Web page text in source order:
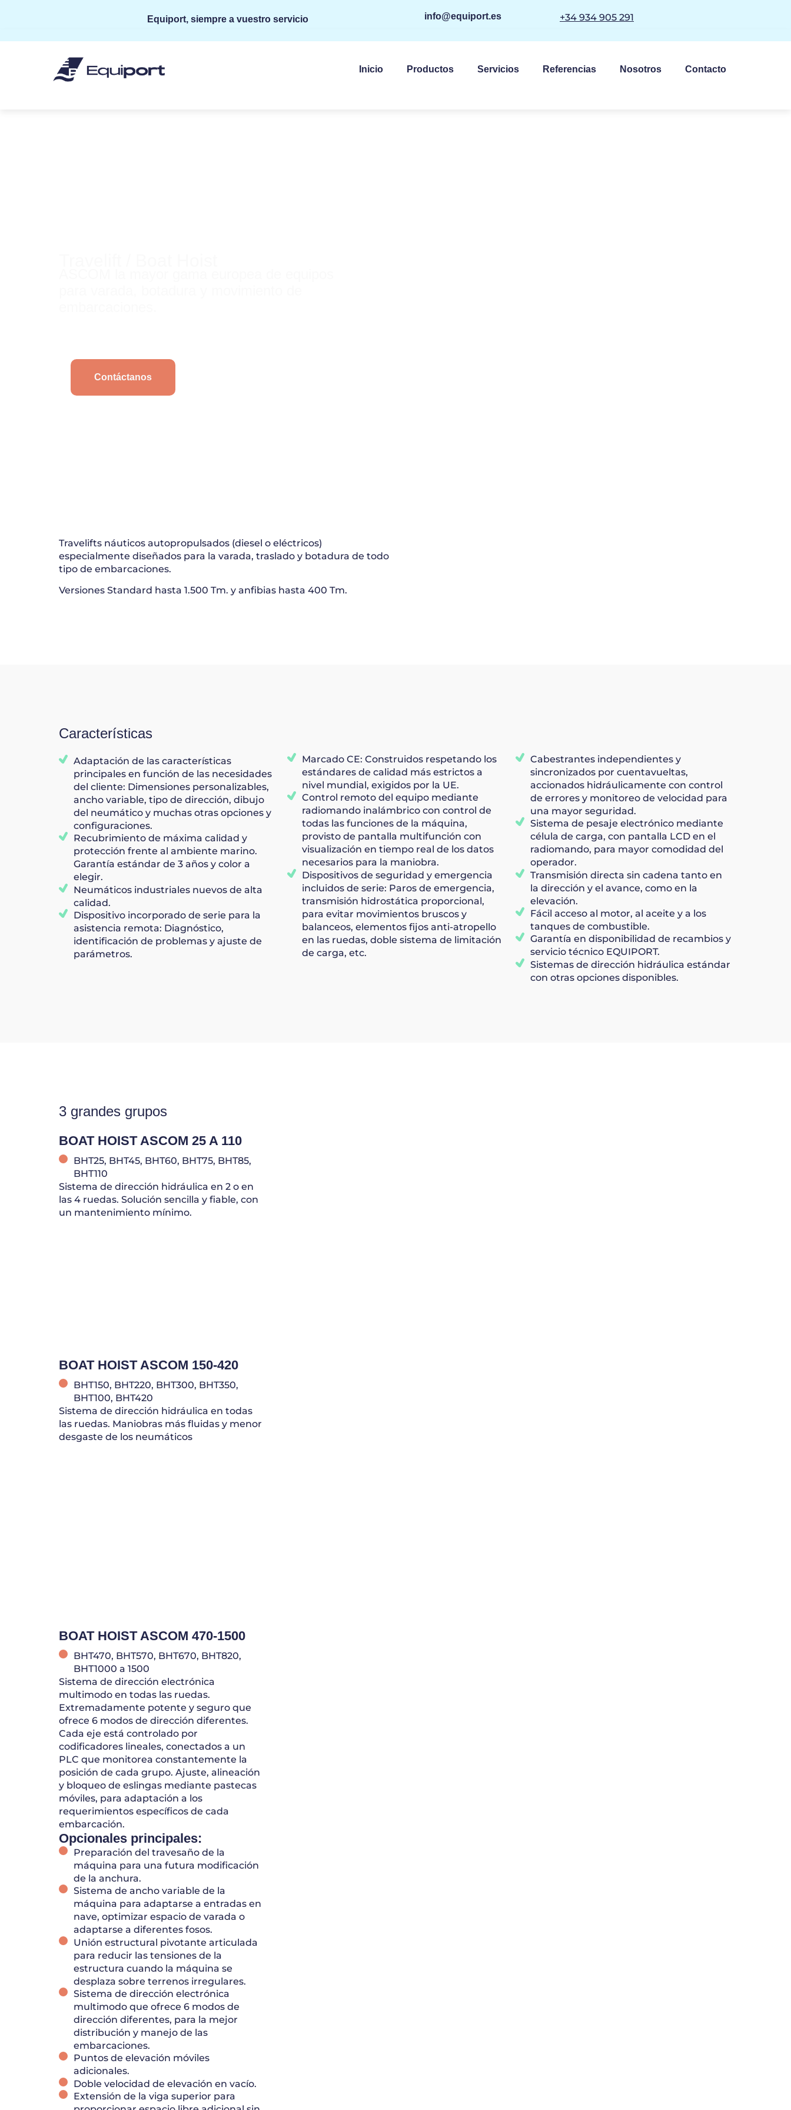
Equiport, siempre a vuestro servicio info@equiport.es +34 934 905 291
Inicio Productos Servicios Referencias Nosotros Contacto
Contáctanos
Travelifts náuticos autopropulsados (diesel o eléctricos)
especialmente diseñados para la varada, traslado y botadura de todo
tipo de embarcaciones.
Versiones Standard hasta 1.500 Tm. y anfibias hasta 400 Tm.
Características
Adaptación de las características
principales en función de las necesidades
del cliente: Dimensiones personalizables,
ancho variable, tipo de dirección, dibujo
del neumático y muchas otras opciones y
configuraciones.
Recubrimiento de máxima calidad y
protección frente al ambiente marino.
Garantía estándar de 3 años y color a
elegir.
Neumáticos industriales nuevos de alta
calidad.
Dispositivo incorporado de serie para la
asistencia remota: Diagnóstico,
identificación de problemas y ajuste de
parámetros.
Marcado CE: Construidos respetando los
estándares de calidad más estrictos a
nivel mundial, exigidos por la UE.
Control remoto del equipo mediante
radiomando inalámbrico con control de
todas las funciones de la máquina,
provisto de pantalla multifunción con
visualización en tiempo real de los datos
necesarios para la maniobra.
Dispositivos de seguridad y emergencia
incluidos de serie: Paros de emergencia,
transmisión hidrostática proporcional,
para evitar movimientos bruscos y
balanceos, elementos fijos anti-atropello
en las ruedas, doble sistema de limitación
de carga, etc.
Cabestrantes independientes y
sincronizados por cuentavueltas,
accionados hidráulicamente con control
de errores y monitoreo de velocidad para
una mayor seguridad.
Sistema de pesaje electrónico mediante
célula de carga, con pantalla LCD en el
radiomando, para mayor comodidad del
operador.
Transmisión directa sin cadena tanto en
la dirección y el avance, como en la
elevación.
Fácil acceso al motor, al aceite y a los
tanques de combustible.
Garantía en disponibilidad de recambios y
servicio técnico EQUIPORT.
Sistemas de dirección hidráulica estándar
con otras opciones disponibles.
3 grandes grupos
BOAT HOIST ASCOM 25 A 110
BHT25, BHT45, BHT60, BHT75, BHT85,
BHT110
Sistema de dirección hidráulica en 2 o en
las 4 ruedas. Solución sencilla y fiable, con
un mantenimiento mínimo.
BOAT HOIST ASCOM 150-420
BHT150, BHT220, BHT300, BHT350,
BHT100, BHT420
Sistema de dirección hidráulica en todas
las ruedas. Maniobras más fluidas y menor
desgaste de los neumáticos
BOAT HOIST ASCOM 470-1500
BHT470, BHT570, BHT670, BHT820,
BHT1000 a 1500
Sistema de dirección electrónica
multimodo en todas las ruedas.
Extremadamente potente y seguro que
ofrece 6 modos de dirección diferentes.
Cada eje está controlado por
codificadores lineales, conectados a un
PLC que monitorea constantemente la
posición de cada grupo. Ajuste, alineación
y bloqueo de eslingas mediante pastecas
móviles, para adaptación a los
requerimientos específicos de cada
embarcación.
Opcionales principales:
Preparación del travesaño de la
máquina para una futura modificación
de la anchura.
Sistema de ancho variable de la
máquina para adaptarse a entradas en
nave, optimizar espacio de varada o
adaptarse a diferentes fosos.
Unión estructural pivotante articulada
para reducir las tensiones de la
estructura cuando la máquina se
desplaza sobre terrenos irregulares.
Sistema de dirección electrónica
multimodo que ofrece 6 modos de
dirección diferentes, para la mejor
distribución y manejo de las
embarcaciones.
Puntos de elevación móviles
adicionales.
Doble velocidad de elevación en vacío.
Extensión de la viga superior para